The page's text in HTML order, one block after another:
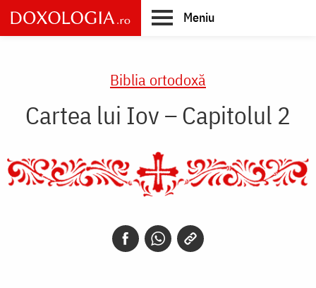
Skip
to
main
Meniu
Biblia ortodoxă
Cartea lui Iov – Capitolul 2